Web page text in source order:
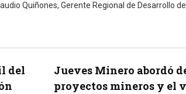
Quiñones, Gerente Regional de Desarrollo
del
Jueves Minero abordó
proyectos mineros y el